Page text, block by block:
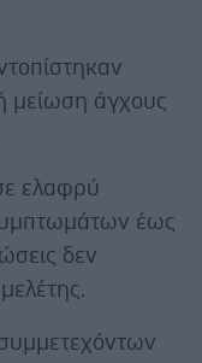
μείωση άγχους
ελαφρύ
έως
δεν